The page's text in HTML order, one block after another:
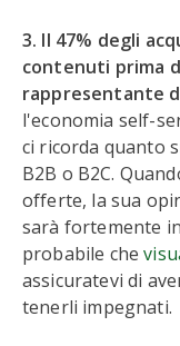
3. Il 47% degli
contenuti prima
rappresentante
l'economia self-
ci ricorda quanto
B2B o B2C.
offerte, la sua
sarà fortemente
probabile che
assicuratevi di
tenerli impegnati.